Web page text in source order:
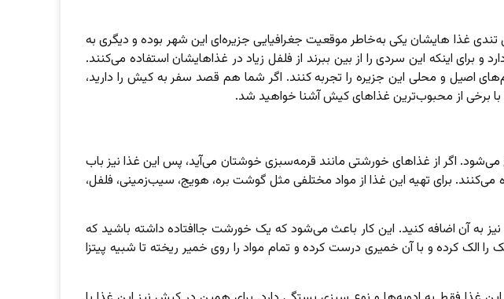
غذا هایشان یکی به‌خاطر موقعیت جغرافیایی جزیره‌ای این شهر بوده و دیگری به
اینکه این سردی را از بین ببرند از فلفل زیاد در غذاهایشان استفاده می‌کنند.
اصیل و محلی این جزیره را تجربه کنند. اگر شما هم قصد سفر به کیش را دارید،
برخی از محبوب‌ترین غذاهای کیش آشنا خواهید شد.
اگر از غذاهای خورشتی مانند قرمه‌سبزی خوشتان می‌آید، پس این غذا نیز باب
برای تهیه این غذا از مواد مختلفی مثل گوشت بره، هویج، سیب‌زمینی، فلفل،
به آن اضافه کنید. این کار باعث می‌شود که یک خورشت جاافتاده داشته باشید که
کرده و با آن خمیری درست کرده و تمام مواد را روی خمیر ریخته تا شبیه پیتزا